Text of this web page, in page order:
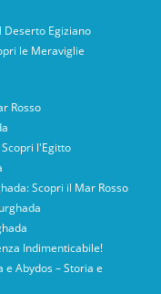
Deserto Egiziano
le Meraviglie
Rosso
l'Egitto
Scopri il Mar Rosso
Indimenticabile!
Abydos – Storia e